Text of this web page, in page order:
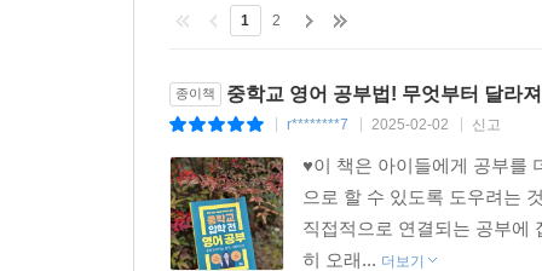
1 2
종이책 중학교 영어 공부법! 무엇부터 달라
r********7 2025-02-02 신고
♥이 책은 아이들에게 공부를
으로 할 수 있도록 도우려는
직접적으로 연결되는 공부에
히 오래... 더보기